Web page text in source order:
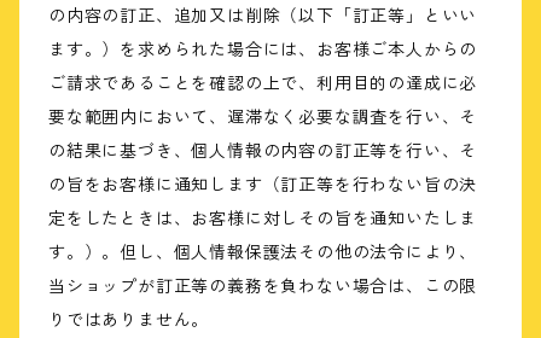
の内容の訂正、追加又は削除（以下「訂正等」といい
ます。）を求められた場合には、お客様ご本人からの
ご請求であることを確認の上で、利用目的の達成に必
要な範囲内において、遅滞なく必要な調査を行い、そ
の結果に基づき、個人情報の内容の訂正等を行い、そ
の旨をお客様に通知します（訂正等を行わない旨の決
定をしたときは、お客様に対しその旨を通知いたしま
す。）。但し、個人情報保護法その他の法令により、
当ショップが訂正等の義務を負わない場合は、この限
りではありません。